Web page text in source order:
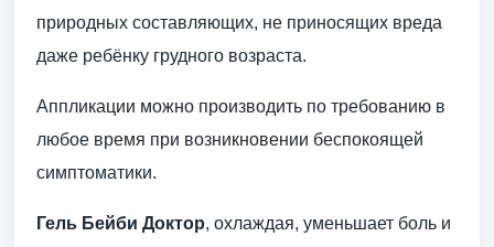
природных составляющих, не приносящих вреда
даже ребёнку грудного возраста.
Аппликации можно производить по требованию в
любое время при возникновении беспокоящей
симптоматики.
Гель Бейби Доктор, охлаждая, уменьшает боль и